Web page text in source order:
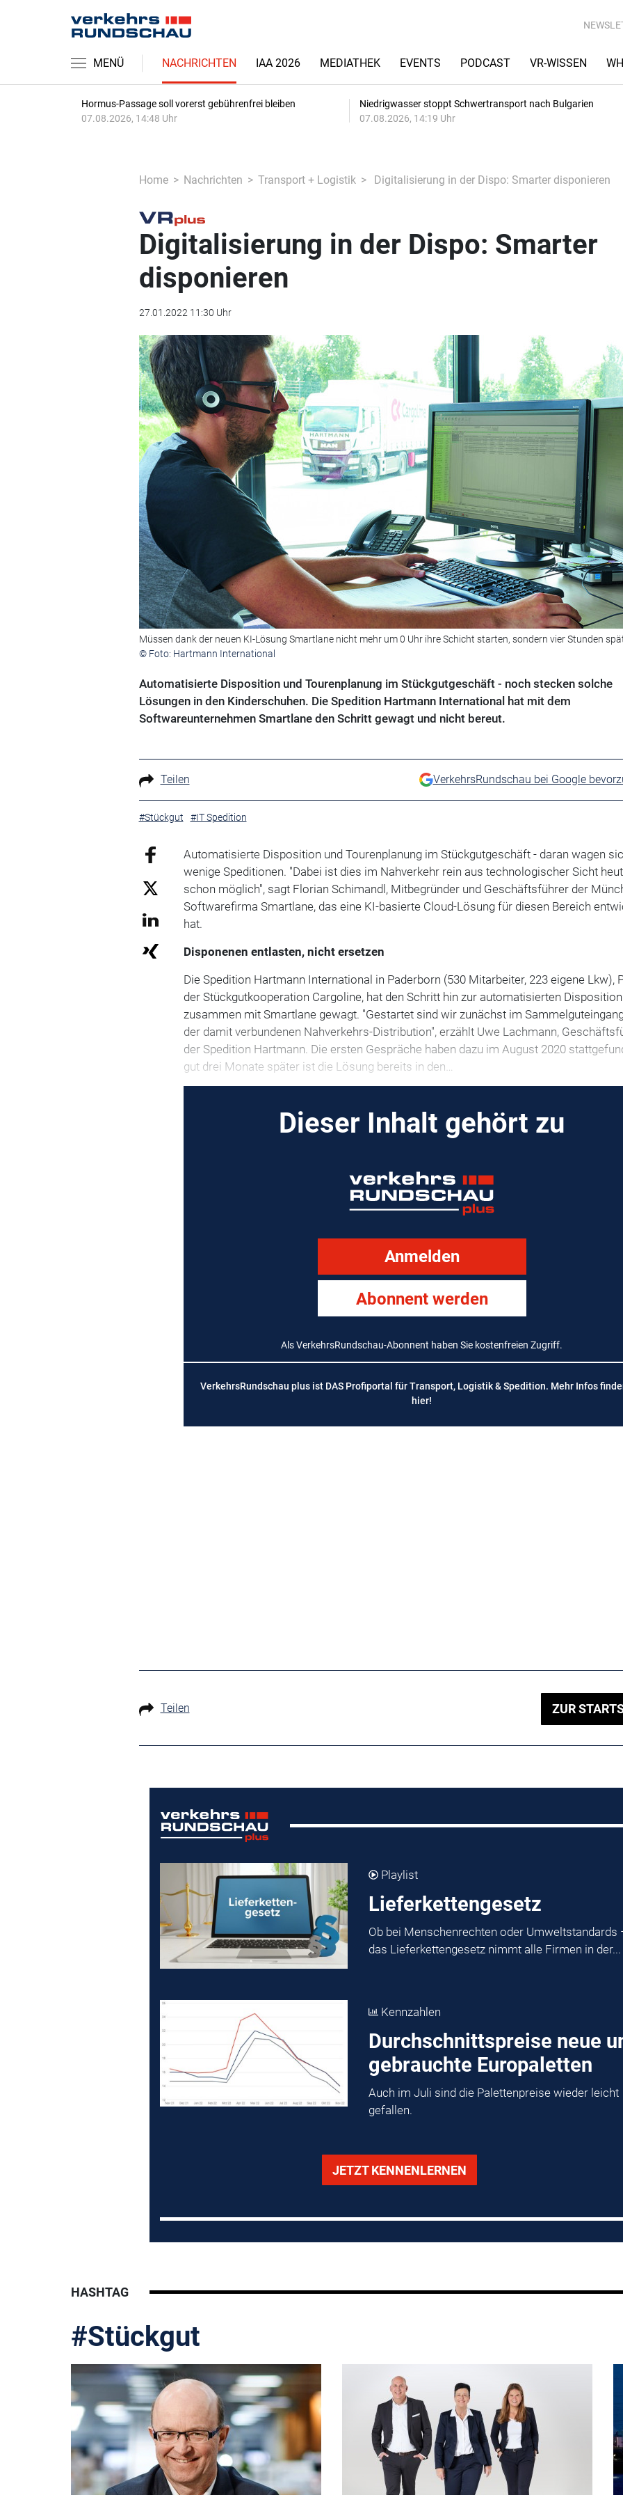
MENÜ NACHRICHTEN IAA 2026 MEDIATHEK EVENTS PODCAST VR-WISSEN
Hormus-Passage soll vorerst gebührenfrei bleiben
07.08.2026, 14:48 Uhr
Niedrigwasser stoppt Schwertransport nach Bulgarien
07.08.2026, 14:19 Uhr
Home Nachrichten Transport + Logistik Digitalisierung in der Dispo: Smarter disponieren
Digitalisierung in der Dispo: Smarter
disponieren
27.01.2022 11:30 Uhr
Müssen dank der neuen KI-Lösung Smartlane nicht mehr um 0 Uhr ihre Schicht starten, sondern vier Stunden
© Foto: Hartmann International
Automatisierte Disposition und Tourenplanung im Stückgutgeschäft - noch stecken solche
Lösungen in den Kinderschuhen. Die Spedition Hartmann International hat mit dem
Softwareunternehmen Smartlane den Schritt gewagt und nicht bereut.
Teilen VerkehrsRundschau bei Google
#Stückgut #IT Spedition
Automatisierte Disposition und Tourenplanung im Stückgutgeschäft - daran wagen
wenige Speditionen. "Dabei ist dies im Nahverkehr rein aus technologischer Sicht
schon möglich", sagt Florian Schimandl, Mitbegründer und Geschäftsführer der
Softwarefirma Smartlane, das eine KI-basierte Cloud-Lösung für diesen Bereich
hat.
Disponenen entlasten, nicht ersetzen
Die Spedition Hartmann International in Paderborn (530 Mitarbeiter, 223 eigene Lkw),
der Stückgutkooperation Cargoline, hat den Schritt hin zur automatisierten Disposition
zusammen mit Smartlane gewagt. "Gestartet sind wir zunächst im
der damit verbundenen Nahverkehrs-Distribution", erzählt Uwe Lachmann,
der Spedition Hartmann. Die ersten Gespräche haben dazu im August 2020
gut drei Monate später ist die Lösung bereits in den…
Dieser Inhalt gehört zu
Anmelden
Abonnent werden
Als VerkehrsRundschau-Abonnent haben Sie kostenfreien Zugriff.
VerkehrsRundschau plus ist DAS Profiportal für Transport, Logistik & Spedition. Mehr Infos
hier!
Teilen ZUR
Playlist
Lieferkettengesetz
Ob bei Menschenrechten oder Umweltstandards
das Lieferkettengesetz nimmt alle Firmen in der...
Kennzahlen
Durchschnittspreise neue
gebrauchte Europaletten
Auch im Juli sind die Palettenpreise wieder leicht
gefallen.
JETZT KENNENLERNEN
HASHTAG
#Stückgut